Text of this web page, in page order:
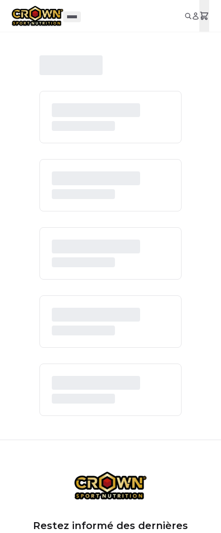
Aller au contenu principal
Restez informé des dernières